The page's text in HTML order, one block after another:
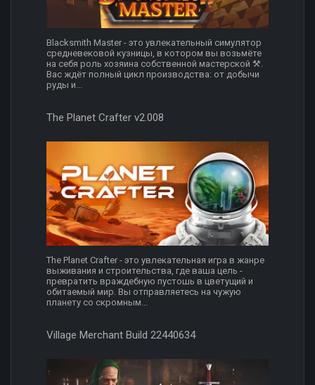
Blacksmith Master - это увлекательный симулятор
средневековой кузницы, в котором вы возьмёте
на себя роль хозяина собственной мастерской ⚒️.
Вас ждёт полный цикл производства: от добычи
руды и...
The Planet Crafter v2.008
The Planet Crafter - это увлекательная игра в жанре
выживания и строительства, где ваша цель -
превратить враждебную пустошь в цветущий и
обитаемый мир. Вы отправляетесь на чужую
планету со скромным...
Village Merchant Build 22440634